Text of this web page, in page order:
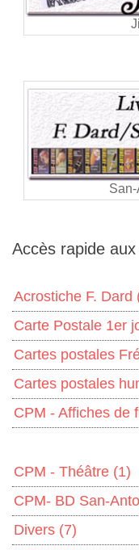
Accès rapide
Acrostiche F. Dard
Carte Postale 1er
Cartes postales
Cartes postales
CPM - Affiches de
CPM - Théâtre (1)
CPM- BD San-
Divers (7)